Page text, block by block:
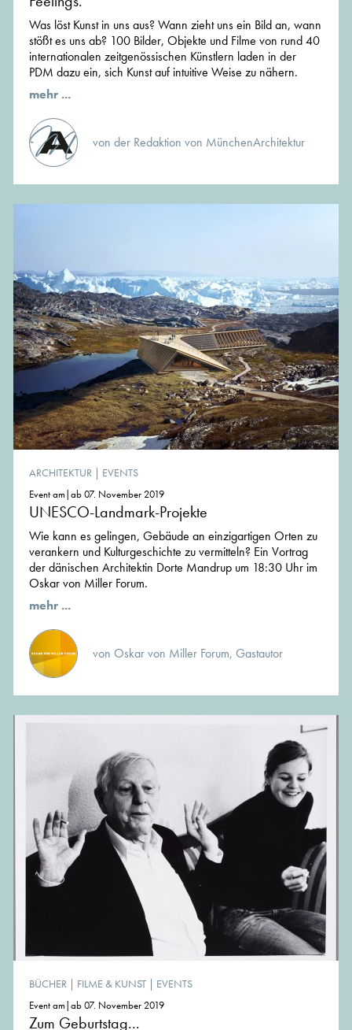
Was löst Kunst in uns aus? Wann zieht uns ein Bild an, wann
stößt es uns ab? 100 Bilder, Objekte und Filme von rund 40
internationalen zeitgenössischen Künstlern laden in der
PDM dazu ein, sich Kunst auf intuitive Weise zu nähern.
mehr ...
von der Redaktion von MünchenArchitektur
ARCHITEKTUR | EVENTS
Event am|ab 07. November 2019
UNESCO-Landmark-Projekte
Wie kann es gelingen, Gebäude an einzigartigen Orten zu
verankern und Kulturgeschichte zu vermitteln? Ein Vortrag
der dänischen Architektin Dorte Mandrup um 18:30 Uhr im
Oskar von Miller Forum.
mehr ...
von Oskar von Miller Forum, Gastautor
BÜCHER | FILME & KUNST | EVENTS
Event am|ab 07. November 2019
Zum Geburtstag...